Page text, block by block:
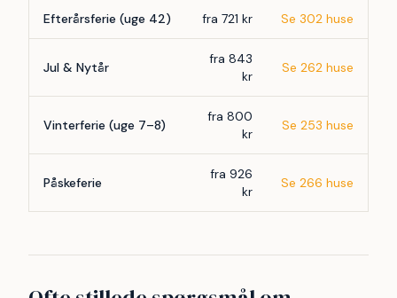
Efterårsferie (uge 42) fra 721 kr Se 302 huse
Jul & Nytår
fra 843
kr
Se 262 huse
Vinterferie (uge 7–8)
fra 800
kr
Se 253 huse
Påskeferie
fra 926
kr
Se 266 huse